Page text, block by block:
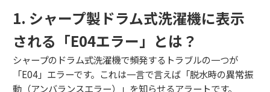
1. シャープ製ドラム式洗濯機に表示
される「E04エラー」とは？
シャープのドラム式洗濯機で頻発するトラブルの一つが
「E04」エラーです。これは一言で言えば「脱水時の異常振
動（アンバランスエラー）」を知らせるアラートです。